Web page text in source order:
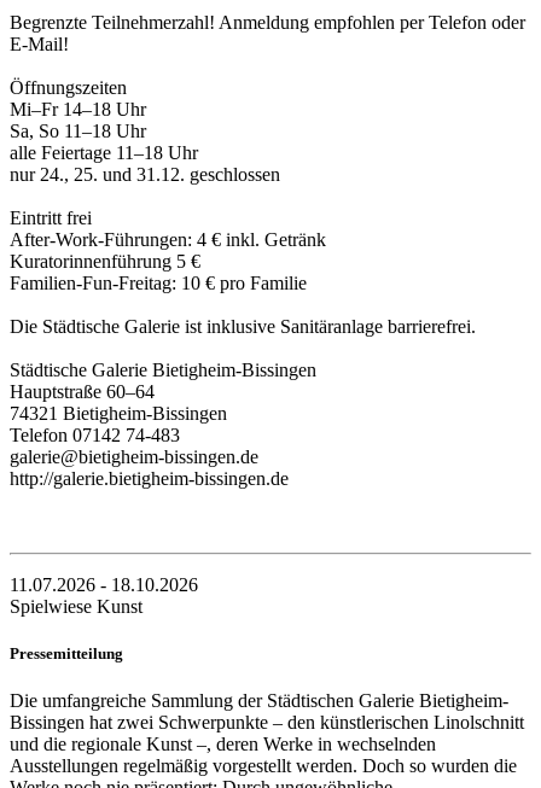
Begrenzte Teilnehmerzahl! Anmeldung empfohlen per Telefon oder
E-Mail!
Öffnungszeiten
Mi–Fr 14–18 Uhr
Sa, So 11–18 Uhr
alle Feiertage 11–18 Uhr
nur 24., 25. und 31.12. geschlossen
Eintritt frei
After-Work-Führungen: 4 € inkl. Getränk
Kuratorinnenführung 5 €
Familien-Fun-Freitag: 10 € pro Familie
Die Städtische Galerie ist inklusive Sanitäranlage barrierefrei.
Städtische Galerie Bietigheim-Bissingen
Hauptstraße 60–64
74321 Bietigheim-Bissingen
Telefon 07142 74-483
galerie@bietigheim-bissingen.de
http://galerie.bietigheim-bissingen.de
11.07.2026 - 18.10.2026
Spielwiese Kunst
Pressemitteilung
Die umfangreiche Sammlung der Städtischen Galerie Bietigheim-
Bissingen hat zwei Schwerpunkte – den künstlerischen Linolschnitt
und die regionale Kunst –, deren Werke in wechselnden
Ausstellungen regelmäßig vorgestellt werden. Doch so wurden die